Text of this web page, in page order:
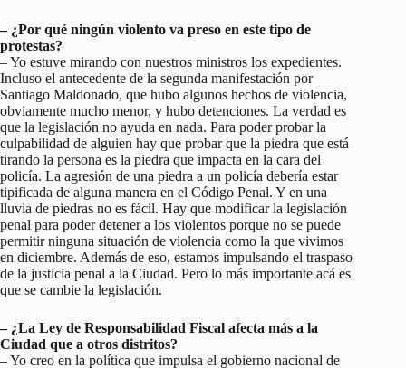
– ¿Por qué ningún violento va preso en este tipo de
protestas?
– Yo estuve mirando con nuestros ministros los expedientes.
Incluso el antecedente de la segunda manifestación por
Santiago Maldonado, que hubo algunos hechos de violencia,
obviamente mucho menor, y hubo detenciones. La verdad es
que la legislación no ayuda en nada. Para poder probar la
culpabilidad de alguien hay que probar que la piedra que está
tirando la persona es la piedra que impacta en la cara del
policía. La agresión de una piedra a un policía debería estar
tipificada de alguna manera en el Código Penal. Y en una
lluvia de piedras no es fácil. Hay que modificar la legislación
penal para poder detener a los violentos porque no se puede
permitir ninguna situación de violencia como la que vivimos
en diciembre. Además de eso, estamos impulsando el traspaso
de la justicia penal a la Ciudad. Pero lo más importante acá es
que se cambie la legislación.
– ¿La Ley de Responsabilidad Fiscal afecta más a la
Ciudad que a otros distritos?
– Yo creo en la política que impulsa el gobierno nacional de